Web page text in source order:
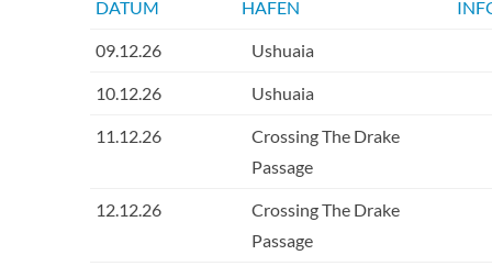
DATUM HAFEN
09.12.26 Ushuaia
10.12.26 Ushuaia
11.12.26
Crossing The Drake
Passage
12.12.26
Crossing The Drake
Passage